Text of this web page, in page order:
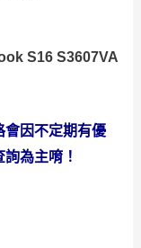
S16 S3607VA
因不定期有優
為主唷！